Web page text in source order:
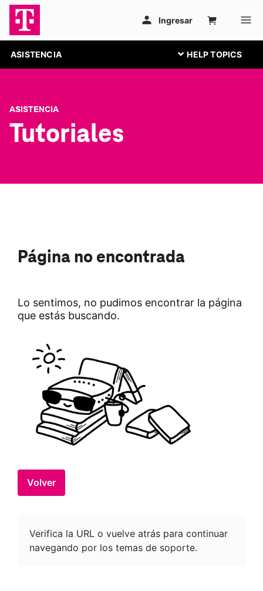
ASISTENCIA
ASISTENCIA
Tutoriales